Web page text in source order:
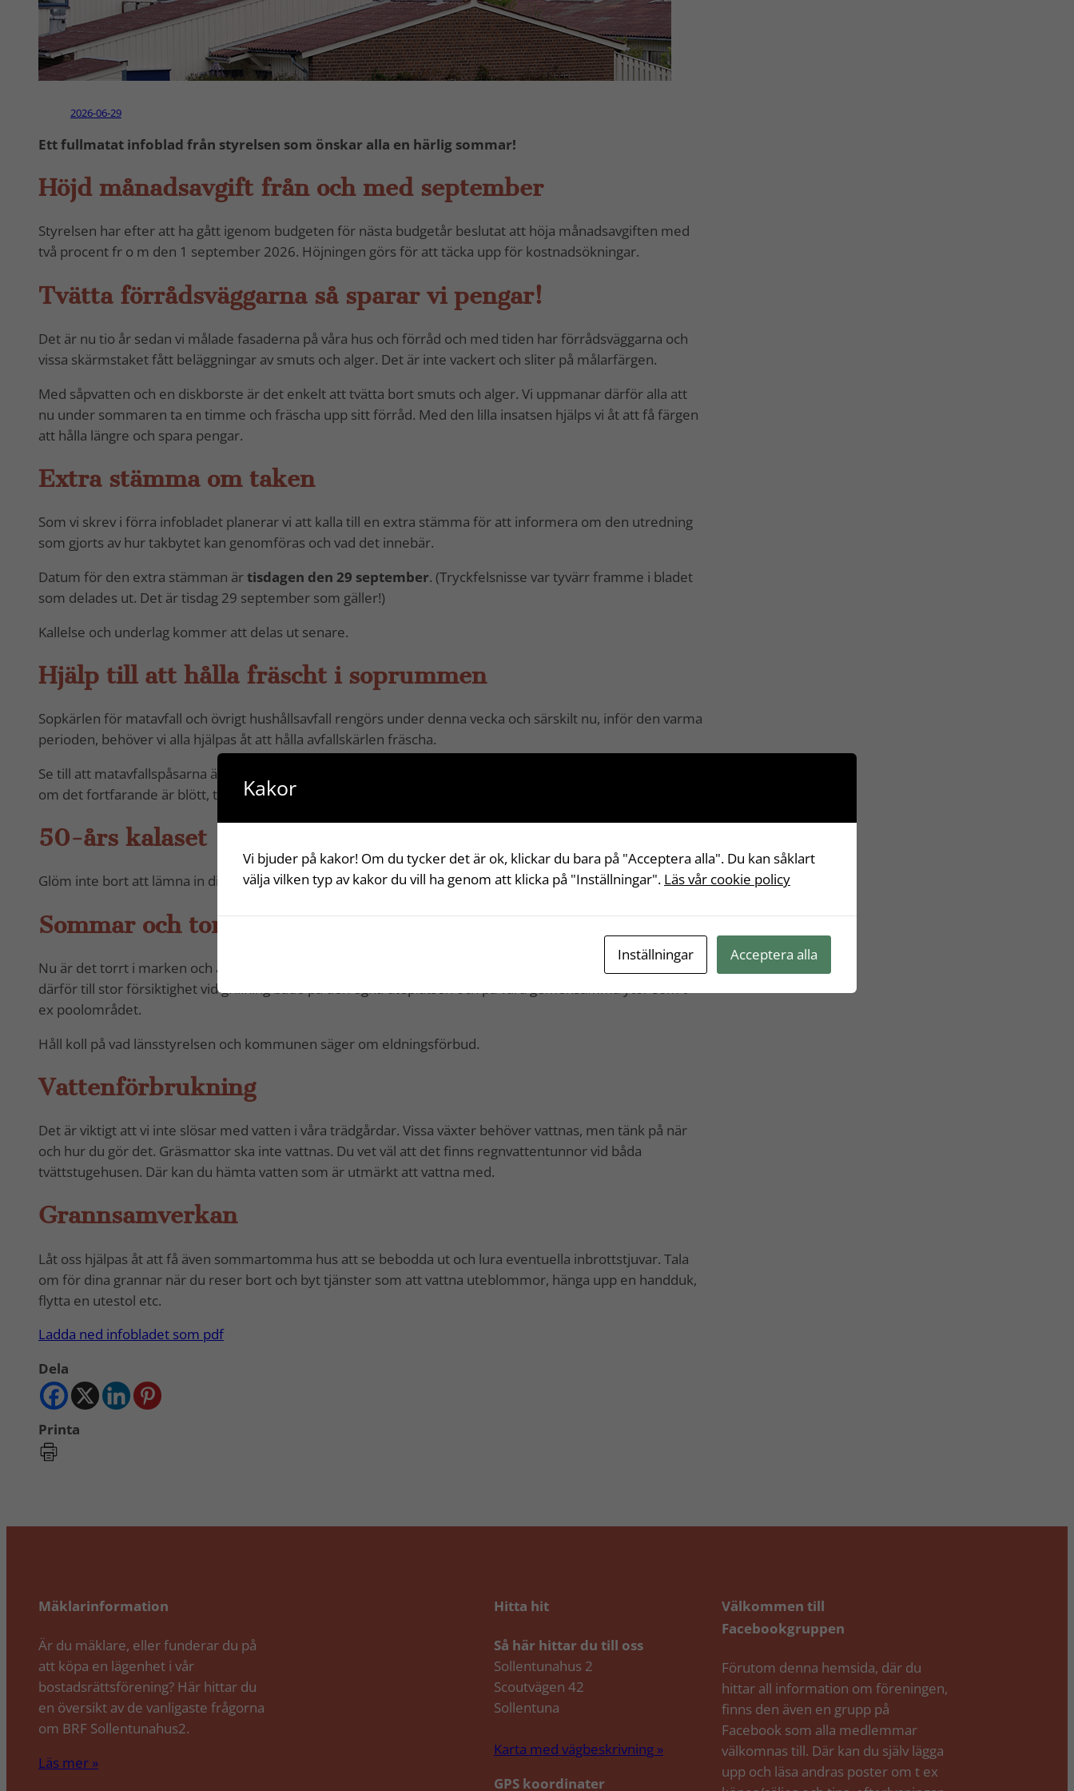
2026-06-29
Ett fullmatat infoblad från styrelsen som önskar alla en härlig sommar!
Höjd månadsavgift från och med september
Styrelsen har efter att ha gått igenom budgeten för nästa budgetår beslutat att höja månadsavgiften med
två procent fr o m den 1 september 2026. Höjningen görs för att täcka upp för kostnadsökningar.
Tvätta förrådsväggarna så sparar vi pengar!
Det är nu tio år sedan vi målade fasaderna på våra hus och förråd och med tiden har förrådsväggarna och
vissa skärmstaket fått beläggningar av smuts och alger. Det är inte vackert och sliter på målarfärgen.
Med såpvatten och en diskborste är det enkelt att tvätta bort smuts och alger. Vi uppmanar därför alla att
nu under sommaren ta en timme och fräscha upp sitt förråd. Med den lilla insatsen hjälps vi åt att få färgen
att hålla längre och spara pengar.
Extra stämma om taken
Som vi skrev i förra infobladet planerar vi att kalla till en extra stämma för att informera om den utredning
som gjorts av hur takbytet kan genomföras och vad det innebär.
Datum för den extra stämman ärtisdagen den 29 september. (Tryckfelsnisse var tyvärr framme i bladet
som delades ut. Det är tisdag 29 september som gäller!)
Kallelse och underlag kommer att delas ut senare.
Hjälp till att hålla fräscht i soprummen
Sopkärlen för matavfall och övrigt hushållsavfall rengörs under denna vecka och särskilt nu, inför den varma
perioden, behöver vi alla hjälpas åt att hålla avfallskärlen fräscha.
Se till att matavfallspåsarna är ordentligt tillslutna, inte för fulla eller blöta. Låt avfallet rinna av i vasken och
om det fortfarande är blött, ta en extra påse.
50-års kalaset
Glöm inte bort att lämna in ditt svar på inbjudan till festen så vi vet att du kommer!
Sommar och torka
Nu är det torrt i marken och även om det skulle komma någon regnskur är det fortsatt torrt. Vi uppmanar
därför till stor försiktighet vid grillning både på den egna uteplatsen och på våra gemensamma ytor som t
ex poolområdet.
Håll koll på vad länsstyrelsen och kommunen säger om eldningsförbud.
Vattenförbrukning
Det är viktigt att vi inte slösar med vatten i våra trädgårdar. Vissa växter behöver vattnas, men tänk på när
och hur du gör det. Gräsmattor ska inte vattnas. Du vet väl att det finns regnvattentunnor vid båda
tvättstugehusen. Där kan du hämta vatten som är utmärkt att vattna med.
Grannsamverkan
Låt oss hjälpas åt att få även sommartomma hus att se bebodda ut och lura eventuella inbrottstjuvar. Tala
om för dina grannar när du reser bort och byt tjänster som att vattna uteblommor, hänga upp en handduk,
flytta en utestol etc.
Ladda ned infobladet som pdf
Dela
Printa
Mäklarinformation
Är du mäklare, eller funderar du på
att köpa en lägenhet i vår
bostadsrättsförening? Här hittar du
en översikt av de vanligaste frågorna
om BRF Sollentunahus2.
Läs mer »
Hitta hit
Så här hittar du till oss
Sollentunahus 2
Scoutvägen 42
Sollentuna
Karta med vägbeskrivning »
GPS koordinater
Välkommen till
Facebookgruppen
Förutom denna hemsida, där du
hittar all information om föreningen,
finns den även en grupp på
Facebook som alla medlemmar
välkomnas till. Där kan du själv lägga
upp och läsa andras poster om t ex
Kakor
Vi bjuder på kakor! Om du tycker det är ok, klickar du bara på "Acceptera alla". Du kan såklart
välja vilken typ av kakor du vill ha genom att klicka på "Inställningar". Läs vår cookie policy
Inställningar Acceptera alla